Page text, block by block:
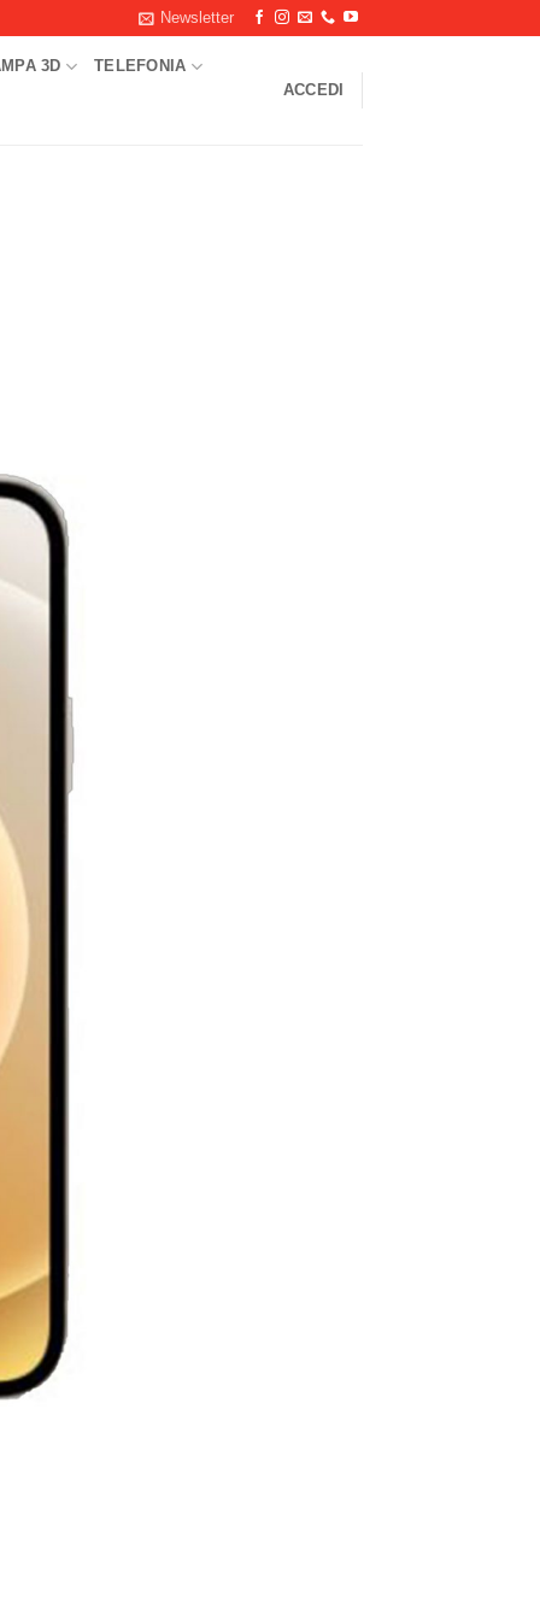
Newsletter
3D TELEFONIA
ACCEDI